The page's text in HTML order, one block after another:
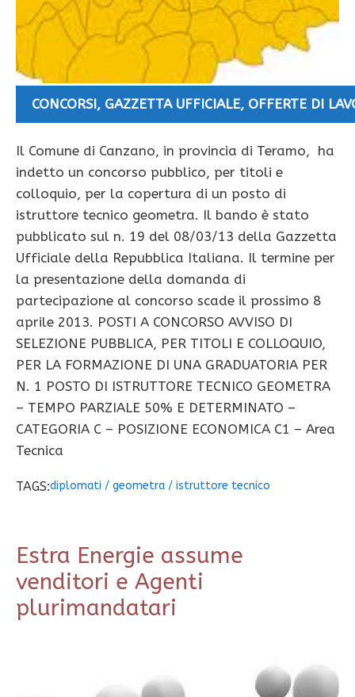
CONCORSI, GAZZETTA UFFICIALE, OFFERTE DI
Il Comune di Canzano, in provincia di Teramo, ha
indetto un concorso pubblico, per titoli e
colloquio, per la copertura di un posto di
istruttore tecnico geometra. Il bando è stato
pubblicato sul n. 19 del 08/03/13 della Gazzetta
Ufficiale della Repubblica Italiana. Il termine per
la presentazione della domanda di
partecipazione al concorso scade il prossimo 8
aprile 2013. POSTI A CONCORSO AVVISO DI
SELEZIONE PUBBLICA, PER TITOLI E COLLOQUIO,
PER LA FORMAZIONE DI UNA GRADUATORIA PER
N. 1 POSTO DI ISTRUTTORE TECNICO GEOMETRA
– TEMPO PARZIALE 50% E DETERMINATO –
CATEGORIA C – POSIZIONE ECONOMICA C1 – Area
Tecnica
TAGS:diplomati / geometra / istruttore tecnico
Estra Energie assume
venditori e Agenti
plurimandatari